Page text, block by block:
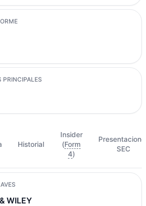
PRINCIPALES
Historial
Insider
(Form
4)
SEC
WILEY